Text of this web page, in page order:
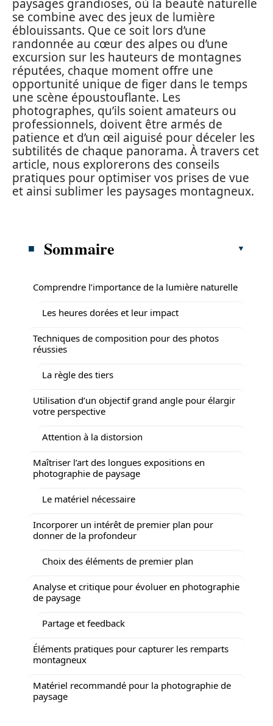
paysages grandioses, où la beauté naturelle
se combine avec des jeux de lumière
éblouissants. Que ce soit lors d’une
randonnée au cœur des alpes ou d’une
excursion sur les hauteurs de montagnes
réputées, chaque moment offre une
opportunité unique de figer dans le temps
une scène époustouflante. Les
photographes, qu’ils soient amateurs ou
professionnels, doivent être armés de
patience et d’un œil aiguisé pour déceler les
subtilités de chaque panorama. À travers cet
article, nous explorerons des conseils
pratiques pour optimiser vos prises de vue
et ainsi sublimer les paysages montagneux.
Sommaire
Comprendre l’importance de la lumière naturelle
Les heures dorées et leur impact
Techniques de composition pour des photos
réussies
La règle des tiers
Utilisation d’un objectif grand angle pour élargir
votre perspective
Attention à la distorsion
Maîtriser l’art des longues expositions en
photographie de paysage
Le matériel nécessaire
Incorporer un intérêt de premier plan pour
donner de la profondeur
Choix des éléments de premier plan
Analyse et critique pour évoluer en photographie
de paysage
Partage et feedback
Éléments pratiques pour capturer les remparts
montagneux
Matériel recommandé pour la photographie de
paysage